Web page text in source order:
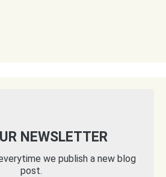
NEWSLETTER
we publish a new blog
post.